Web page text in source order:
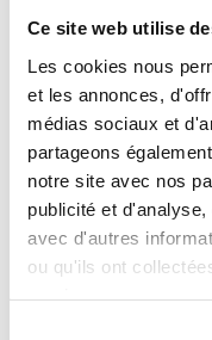
Ce site web utilise
Les cookies nous
et les annonces,
médias sociaux et
partageons
notre site avec nos
publicité et
avec d'autres
ou qu'ils ont
Servir sur des
ciboulette.
Cette recette a été
Karbelnik,
Canada!